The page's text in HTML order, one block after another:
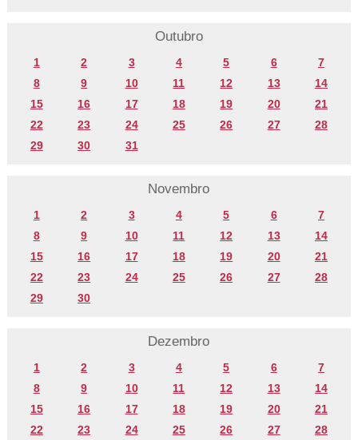
Outubro
1 2 3 4 5 6
7
8
9 10 11 12 13
14
15
16 17 18 19 20
21
22
23 24 25 26 27
28
29
30 31
Novembro
1 2 3 4 5 6
7
8
9 10 11 12 13
14
15
16 17 18 19 20
21
22
23 24 25 26 27
28
29
30
Dezembro
1 2 3 4 5 6
7
8
9 10 11 12 13
14
15
16 17 18 19 20
21
22
23 24 25 26 27
28